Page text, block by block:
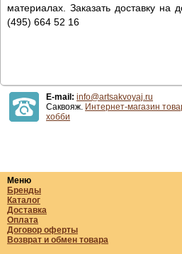
материалах. Заказать доставку
(495) 664 52 16
E-mail: info@artsakvoyaj.ru
Саквояж. Интернет-магазин
хобби
Меню
Бренды
Каталог
Доставка
Оплата
Договор оферты
Возврат и обмен товара